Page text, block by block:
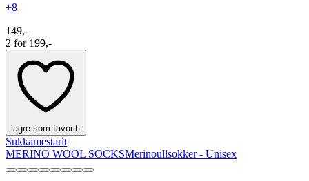
+8
149,-
2 for 199,-
lagre som favoritt
Sukkamestarit
MERINO WOOL SOCKSMerinoullsokker - Unisex